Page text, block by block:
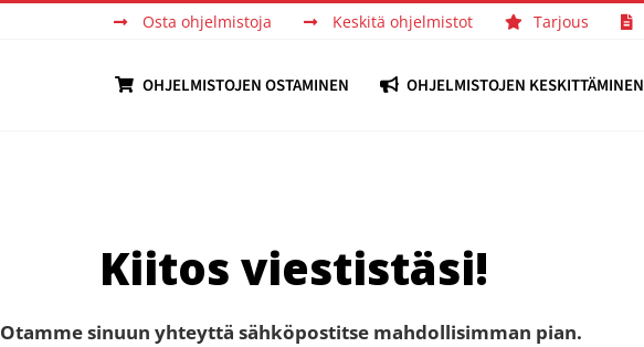
Osta ohjelmistoja Keskitä ohjelmistot Tarjous
OHJELMISTOJEN OSTAMINEN OHJELMISTOJEN KESKITTÄMINEN
Kiitos viestistäsi!
Otamme sinuun yhteyttä sähköpostitse mahdollisimman pian.